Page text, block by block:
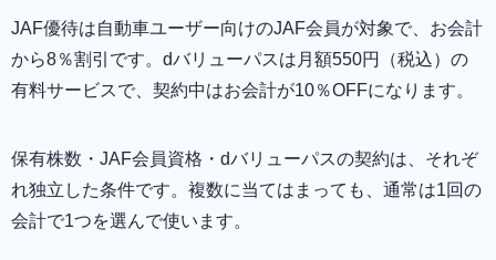
JAF優待は自動車ユーザー向けのJAF会員が対象で、お会計
から8％割引です。dバリューパスは月額550円（税込）の
有料サービスで、契約中はお会計が10％OFFになります。
保有株数・JAF会員資格・dバリューパスの契約は、それぞ
れ独立した条件です。複数に当てはまっても、通常は1回の
会計で1つを選んで使います。